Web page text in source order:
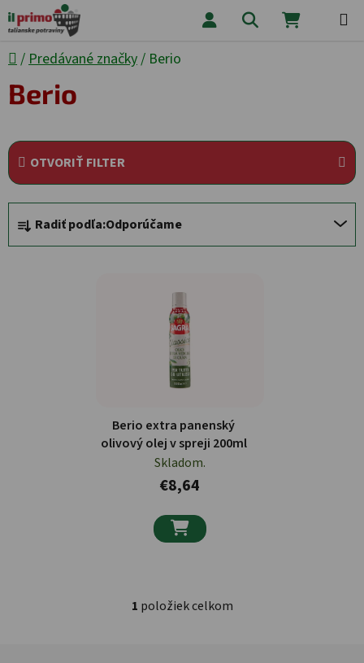
Prejsť na obsah Hľadať
Domov
/ Predávané značky/ Berio
Berio
OTVORIŤ FILTER
Radenie produktov
Radiť podľa:Odporúčame
Berio extra panenský
olivový olej v spreji 200ml
Skladom.
€8,64

Ovládacie prvky výpisu
1 položiek celkom